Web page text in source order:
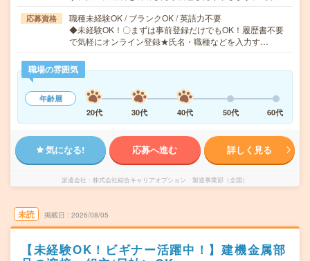
応募資格
職種未経験OK / ブランクOK / 英語力不要
◆未経験OK！〇まずは事前登録だけでもOK！履歴書不要
で気軽にオンライン登録★氏名・職種などを入力す…
職場の雰囲気
年齢層
20代
30代 40代 50代 60代
気になる! 応募へ進む 詳しく見る
派遣会社 株式会社綜合キャリアオプション 製造事業部（全国）
未読 掲載日 2026/08/05
【未経験OK！ビギナー活躍中！】建機金属部